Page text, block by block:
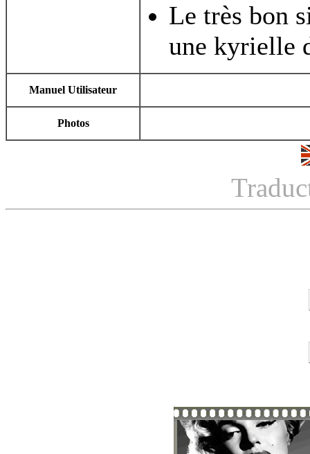
Le très bon
une kyrielle
Manuel Utilisateur
Photos